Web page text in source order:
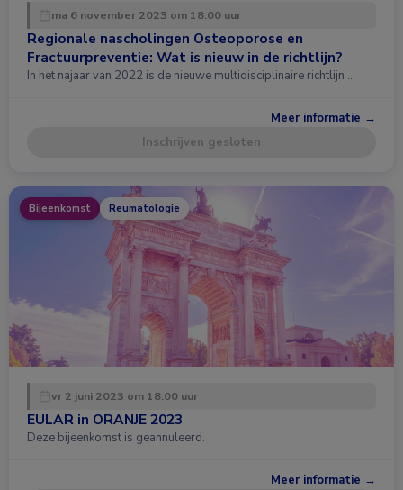
ma 6 november 2023 om 18:00 uur
Regionale nascholingen Osteoporose en
Fractuurpreventie: Wat is nieuw in de richtlijn?
In het najaar van 2022 is de nieuwe multidisciplinaire richtlijn …
Meer informatie →
Inschrijven gesloten
Bijeenkomst Reumatologie
vr 2 juni 2023 om 18:00 uur
EULAR in ORANJE 2023
Deze bijeenkomst is geannuleerd.
Meer informatie →